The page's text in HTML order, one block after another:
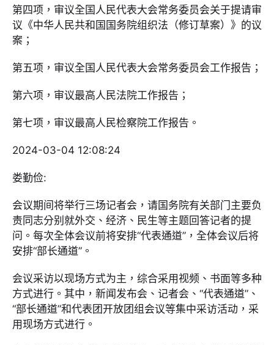
第四项，审议全国人民代表大会常务委员会关于提请审
议《中华人民共和国国务院组织法（修订草案）》的议
案；
第五项，审议全国人民代表大会常务委员会工作报告；
第六项，审议最高人民法院工作报告；
第七项，审议最高人民检察院工作报告。
2024-03-04 12:08:24
娄勤俭:
会议期间将举行三场记者会，请国务院有关部门主要负
责同志分别就外交、经济、民生等主题回答记者的提
问。每次全体会议前将安排“代表通道”，全体会议后将
安排“部长通道”。
会议采访以现场方式为主，综合采用视频、书面等多种
方式进行。其中，新闻发布会、记者会、“代表通道”、
“部长通道”和代表团开放团组会议等集中采访活动，采
用现场方式进行。